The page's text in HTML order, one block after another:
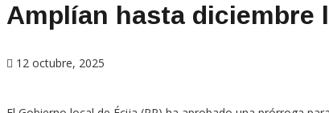
Amplían hasta diciembre
12 octubre, 2025